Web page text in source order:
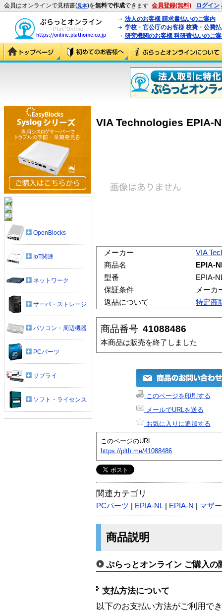
会員はオンラインで見積書(見本)を無料で作成できます 会員登録(無料) ログイン
法人のお客様 請求書払いのご案内
学校・官公庁のお客様 校費・公費
研究機関のお客様 科研費払いのご
VIA Technologies EPIA-
メーカー
VIA
商品名
EPIA-
型番
EPIA-
保証条件
メーカ
返品について
特定商
商品番号 41088486
本商品は販売を終了しました
このページを印刷する
メールでURLを送る
お気に入りに追加する
このページのURL
https://plth.me/41088486
関連カテゴリ
PCパーツ EPIA-NL| EPIA-N マザ
商品説明
ぷらっとオンライン ご購入の
支払方法について
以下のお支払い方法がご利用で
OpenBlocks
IoT関連
ネットワーク
サーバ・ストレージ
パソコン・周辺機器
PCパーツ
サプライ
ソフト・ライセンス